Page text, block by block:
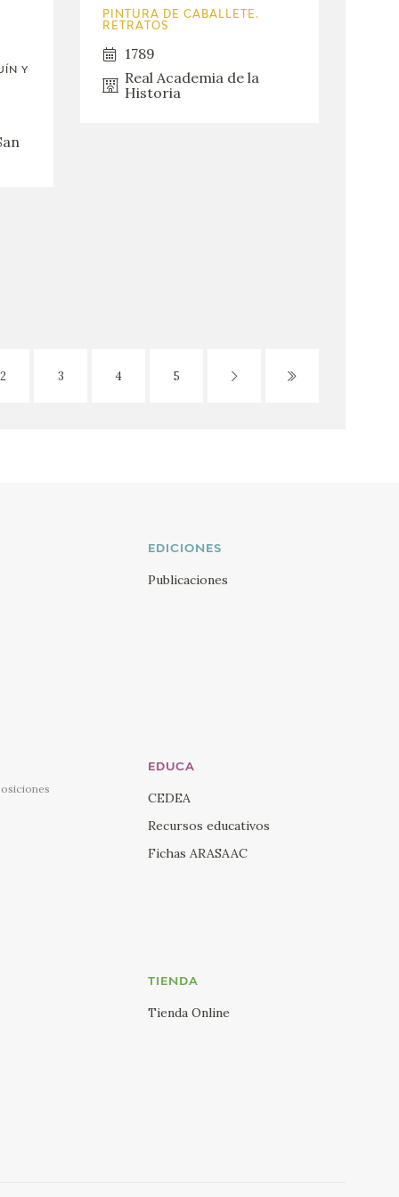
Y
PINTURA DE CABALLETE.
RETRATOS
1789
Real Academia de la
Historia
2 3 4 5
EDICIONES
Publicaciones
TIENDA
Tienda Online
EDUCA
CEDEA
Recursos educativos
Fichas ARASAAC